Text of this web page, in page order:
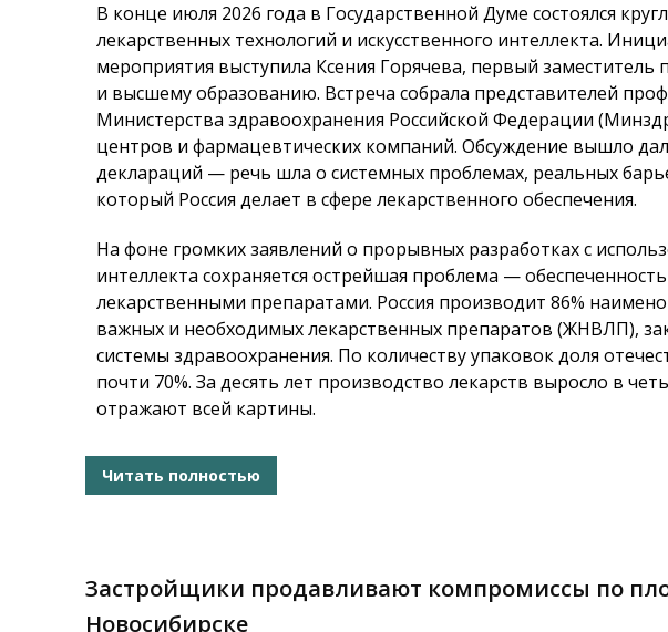
В конце июля 2026 года в Государственной Думе состоялся
лекарственных технологий и искусственного интеллекта.
мероприятия выступила Ксения Горячева, первый заместитель
и высшему образованию. Встреча собрала представителей
Министерства здравоохранения Российской Федерации
центров и фармацевтических компаний. Обсуждение вышло
деклараций — речь шла о системных проблемах, реальных
который Россия делает в сфере лекарственного обеспечения.
На фоне громких заявлений о прорывных разработках с
интеллекта сохраняется острейшая проблема —
лекарственными препаратами. Россия производит 86%
важных и необходимых лекарственных препаратов (ЖНВЛП),
системы здравоохранения. По количеству упаковок доля
почти 70%. За десять лет производство лекарств выросло в
отражают всей картины.
Читать полностью
Застройщики продавливают компромиссы по
Новосибирске